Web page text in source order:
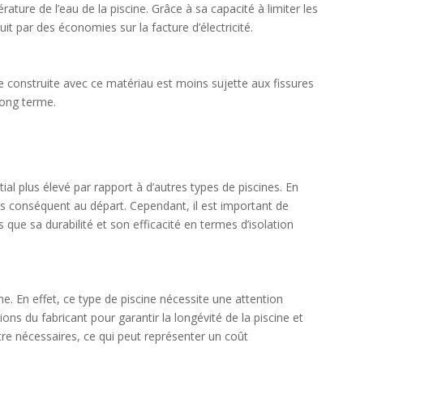
de l’eau de la piscine. Grâce à sa capacité à limiter les
par des économies sur la facture d’électricité.
construite avec ce matériau est moins sujette aux fissures
terme.
plus élevé par rapport à d’autres types de piscines. En
au départ. Cependant, il est important de
sa durabilité et son efficacité en termes d’isolation
En effet, ce type de piscine nécessite une attention
du fabricant pour garantir la longévité de la piscine et
nécessaires, ce qui peut représenter un coût